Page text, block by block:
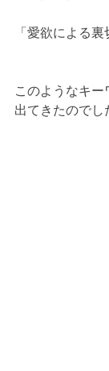
「愛欲による裏
このようなキー
出てきたのでし